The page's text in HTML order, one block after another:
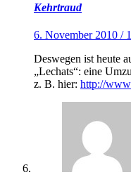
Kehrtraud
6. November 2010 /
Deswegen ist heute
„Lechats“: eine
z. B. hier: http://